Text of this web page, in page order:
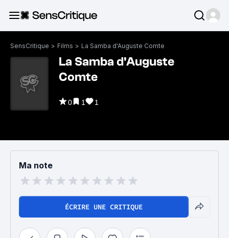
SensCritique > Films > La Samba d'Auguste Comte
La Samba d'Auguste
Comte
0 1 1
Ma note
ÉCRIRE UNE CRITIQUE